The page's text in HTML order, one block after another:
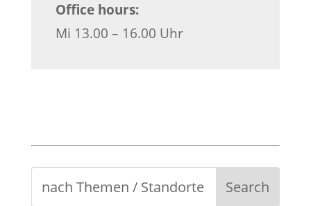
Office hours:
Mi 13.00 – 16.00 Uhr